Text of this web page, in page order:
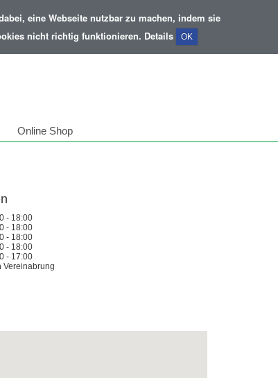
eine Webseite nutzbar zu machen, indem sie
nicht richtig funktionieren. Details OK
Online Shop
- 18:00
- 18:00
- 18:00
- 18:00
- 17:00
Vereinabrung